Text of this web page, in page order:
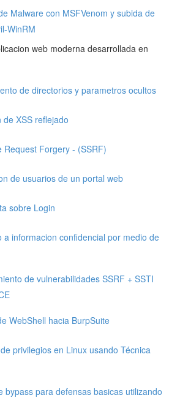
Malware con MSFVenom y subida de
WinRM
web moderna desarrollada en
de directorios y parametros ocultos
de XSS reflejado
Request Forgery - (SSRF)
de usuarios de un portal web
sobre Login
a informacion confidencial por medio de
de vulnerabilidades SSRF + SSTI
WebShell hacia BurpSuite
privilegios en Linux usando Técnica
bypass para defensas basicas utilizando